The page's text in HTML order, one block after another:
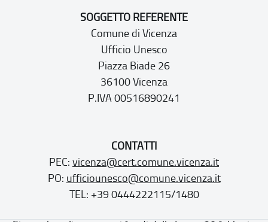
SOGGETTO REFERENTE
Comune di Vicenza
Ufficio Unesco
Piazza Biade 26
36100 Vicenza
P.IVA 00516890241
CONTATTI
PEC: vicenza@cert.comune.vicenza.it
PO: ufficiounesco@comune.vicenza.it
TEL: +39 0444222115/1480